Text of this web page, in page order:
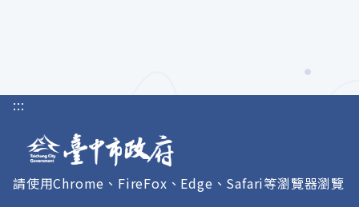
:::
請使用Chrome、FireFox、Edge、Safari等瀏覽器瀏覽